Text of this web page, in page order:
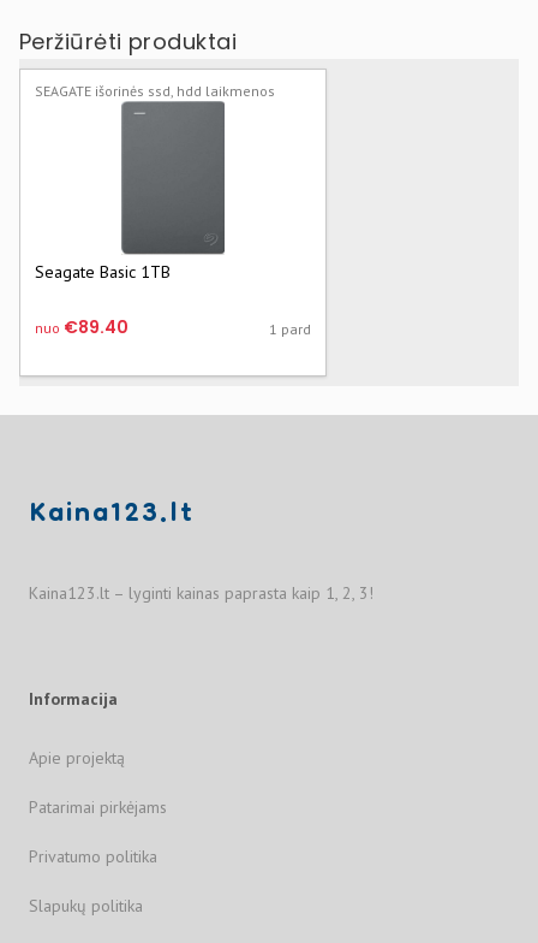
Peržiūrėti produktai
SEAGATE išorinės ssd, hdd laikmenos
Seagate Basic 1TB
nuo €89.40 1 pard
Kaina123.lt
Kaina123.lt – lyginti kainas paprasta kaip 1, 2, 3!
Informacija
Apie projektą
Patarimai pirkėjams
Privatumo politika
Slapukų politika